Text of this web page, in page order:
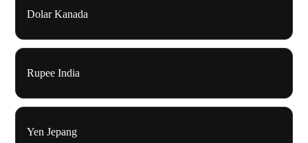
Dolar Kanada
Rupee India
Yen Jepang